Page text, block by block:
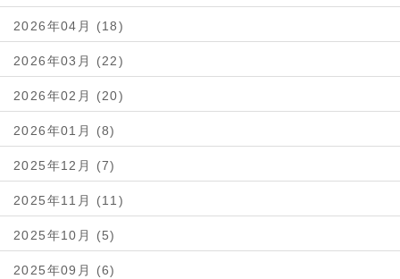
2026年04月 (18)
2026年03月 (22)
2026年02月 (20)
2026年01月 (8)
2025年12月 (7)
2025年11月 (11)
2025年10月 (5)
2025年09月 (6)